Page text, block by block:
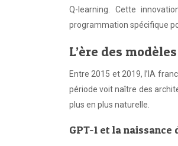
Q-learning. Cette
programmation spécifique
L’ère des
Entre 2015 et 2019, l’IA
période voit naître des
plus en plus naturelle.
GPT-1 et la